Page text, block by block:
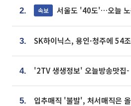
2. 속보 서울도 '40도'…오늘
3.
4.
5. 입추매직 '불발', 처서매직은